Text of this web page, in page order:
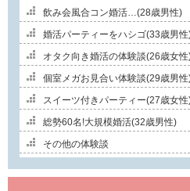
飲み会風合コン婚活…(28歳男性)
婚活パーティーをハシゴ(33歳男性
オタク向き婚活の体験談(26歳女性
個室メガお見合い体験談(29歳男性
スイーツ付きパーティー(27歳女性
総勢60名!大規模婚活(32歳男性)
その他の体験談